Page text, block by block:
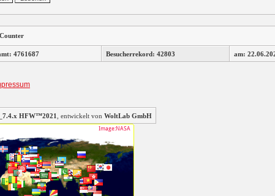
Counter
4761687 Besucherrekord: 42803 am:
HFW™2021 , entwickelt von WoltLab GmbH